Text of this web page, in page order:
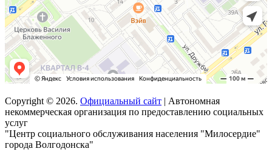
Copyright © 2026. Официальный сайт | Автономная
некоммерческая организация по предоставлению социальных
услуг
"Центр социального обслуживания населения "Милосердие"
города Волгодонска"